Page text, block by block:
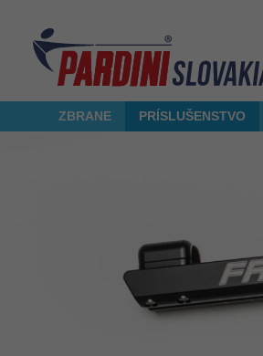
ZBRANE PRÍSLUŠENSTVO